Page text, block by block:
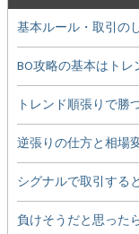
基本ルール・取引の
BO攻略の基本はトレ
トレンド順張りで勝
逆張りの仕方と相場
シグナルで取引する
負けそうだと思った